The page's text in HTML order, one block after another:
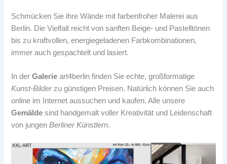
Schmücken Sie ihre Wände mit farbenfroher Malerei aus
Berlin. Die Vielfalt reicht von sanften Beige- und Pastelltönen
bis zu kraftvollen, energiegeladenen Farbkombinationen,
immer auch gespachtelt und lasiert.
In derGalerie art4berlin finden Sie echte, großformatige
Kunst-Bilderzu günstigen Preisen. Natürlich können Sie auch
online im Internet aussuchen und kaufen. Alle unsere
Gemälde sind handgemalt voller Kreativität und Leidenschaft
von jungenBerliner Künstlern.